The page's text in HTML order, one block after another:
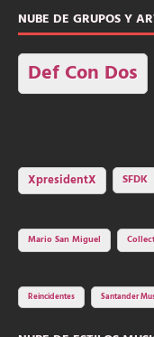
NUBE DE GRUPOS Y
Def Con Dos
XpresidentX SFDK
Mario San Miguel
Reincidentes Santander